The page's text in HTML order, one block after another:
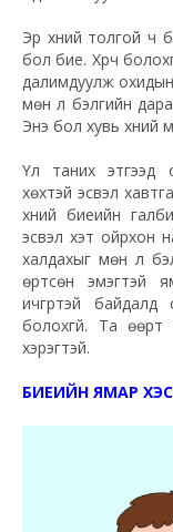
Эр хүний толгой ч
бол бие. Хүрч
далимдуулж охидын
мөн л бэлгийн
Энэ бол хувь хүний
Үл таних этгээд
хөхтэй эсвэл
хүний биеийн
эсвэл хэт ойрхон
халдахыг мөн л
өртсөн эмэгтэй
ичгүүртэй
болохгүй. Та өөрт
хэрэгтэй.
БИЕИЙН ЯМАР